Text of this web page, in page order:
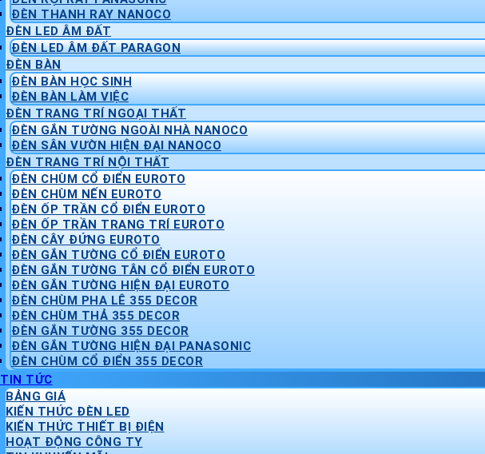
ĐÈN THANH RAY NANOCO
ĐÈN LED ÂM ĐẤT
ĐÈN LED ÂM ĐẤT PARAGON
ĐÈN BÀN
ĐÈN BÀN HỌC SINH
ĐÈN BÀN LÀM VIỆC
ĐÈN TRANG TRÍ NGOẠI THẤT
ĐÈN GẮN TƯỜNG NGOÀI NHÀ NANOCO
ĐÈN SÂN VƯỜN HIỆN ĐẠI NANOCO
ĐÈN TRANG TRÍ NỘI THẤT
ĐÈN CHÙM CỔ ĐIỂN EUROTO
ĐÈN CHÙM NẾN EUROTO
ĐÈN ỐP TRẦN CỔ ĐIỂN EUROTO
ĐÈN ỐP TRẦN TRANG TRÍ EUROTO
ĐÈN CÂY ĐỨNG EUROTO
ĐÈN GẮN TƯỜNG CỔ ĐIỂN EUROTO
ĐÈN GẮN TƯỜNG TÂN CỔ ĐIỂN EUROTO
ĐÈN GẮN TƯỜNG HIỆN ĐẠI EUROTO
ĐÈN CHÙM PHA LÊ 355 DECOR
ĐÈN CHÙM THẢ 355 DECOR
ĐÈN GẮN TƯỜNG 355 DECOR
ĐÈN GẮN TƯỜNG HIỆN ĐẠI PANASONIC
ĐÈN CHÙM CỔ ĐIỂN 355 DECOR
TIN TỨC
BẢNG GIÁ
KIẾN THỨC ĐÈN LED
KIẾN THỨC THIẾT BỊ ĐIỆN
HOẠT ĐỘNG CÔNG TY